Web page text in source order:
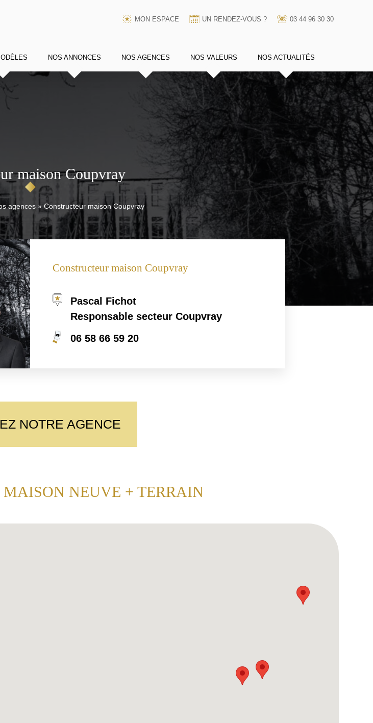
MON ESPACE UN RENDEZ-VOUS ? 03 44 96 30 30
NOS ANNONCES NOS AGENCES NOS VALEURS NOS ACTUALITÉS
maison Coupvray
agences» Constructeur maison Coupvray
Constructeur maison Coupvray
Pascal Fichot
Responsable secteur Coupvray
06 58 66 59 20
NOTRE AGENCE
MAISON NEUVE + TERRAIN